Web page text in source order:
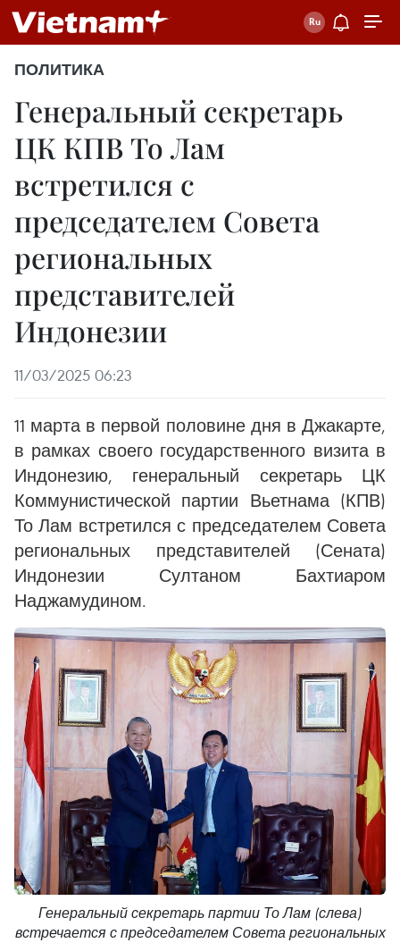
ПОЛИТИКА
Генеральный секретарь
ЦК КПВ То Лам
встретился с
председателем Совета
региональных
представителей
Индонезии
11/03/2025 06:23
11 марта в первой половине дня в Джакарте,
в рамках своего государственного визита в
Индонезию, генеральный секретарь ЦК
Коммунистической партии Вьетнама (КПВ)
То Лам встретился с председателем Совета
региональных представителей (Сената)
Индонезии Султаном Бахтиаром
Наджамудином.
Генеральный секретарь партии То Лам (слева)
встречается с председателем Совета региональных